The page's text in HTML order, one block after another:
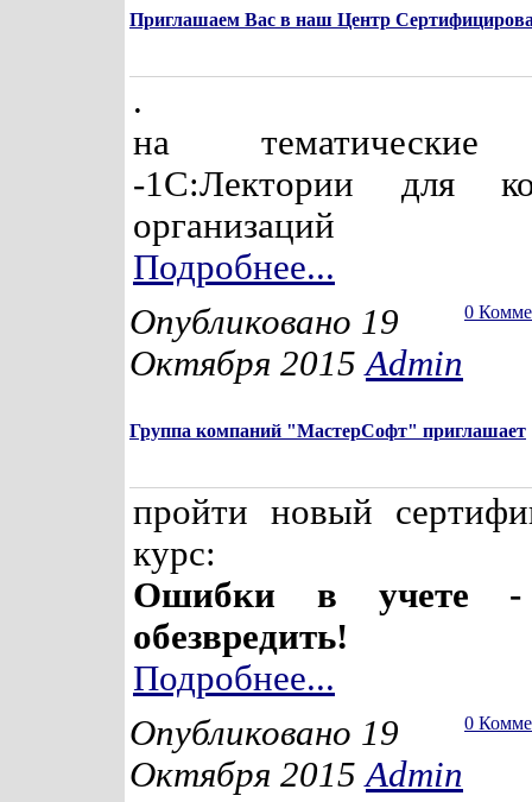
Приглашаем Вас в наш Центр
.
на тематические
-1С:Лектории для
организаций
Подробнее...
0
Опубликовано 19
Октября 2015Admin
Группа компаний "МастерСофт" приглашает
пройти новый
курс:
Ошибки в учете
обезвредить!
Подробнее...
0
Опубликовано 19
Октября 2015Admin